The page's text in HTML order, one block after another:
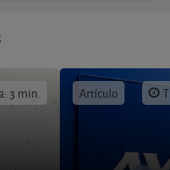
3 min. Artículo